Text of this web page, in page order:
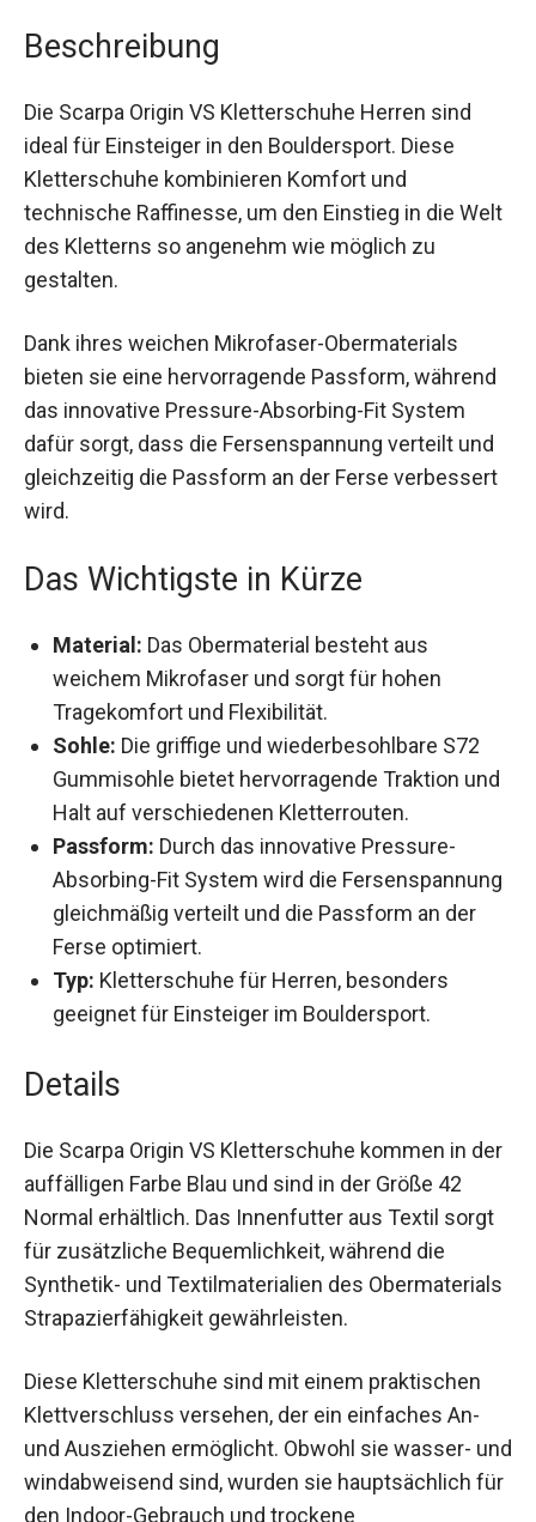
Beschreibung
ideal für Einsteiger in den Bouldersport. Diese
Kletterschuhe kombinieren Komfort und
technische Raffinesse, um den Einstieg in die
Welt des Kletterns so angenehm wie möglich zu
gestalten.
bieten sie eine hervorragende Passform,
während das innovative Pressure-Absorbing-Fit
System dafür sorgt, dass die Fersenspannung
verteilt und gleichzeitig die Passform an der
Ferse verbessert wird.
Das Wichtigste in Kürze
weichem Mikrofaser und sorgt für hohen
Tragekomfort und Flexibilität.
Sohle:Die griffige und wiederbesohlbare S72
Gummisohle bietet hervorragende Traktion
und Halt auf verschiedenen Kletterrouten.
Passform:Durch das innovative Pressure-
Absorbing-Fit System wird die
Fersenspannung gleichmäßig verteilt und die
Passform an der Ferse optimiert.
Typ: Kletterschuhe für Herren, besonders
geeignet für Einsteiger im Bouldersport.
Details
der auffälligen Farbe Blau und sind in der Größe
42 Normal erhältlich. Das Innenfutter aus Textil
sorgt für zusätzliche Bequemlichkeit, während
die Synthetik- und Textilmaterialien des
Obermaterials Strapazierfähigkeit gewährleisten.
Klettverschluss versehen, der ein einfaches An-
und Ausziehen ermöglicht. Obwohl sie wasser-
und windabweisend sind, wurden sie
hauptsächlich für den Indoor-Gebrauch und